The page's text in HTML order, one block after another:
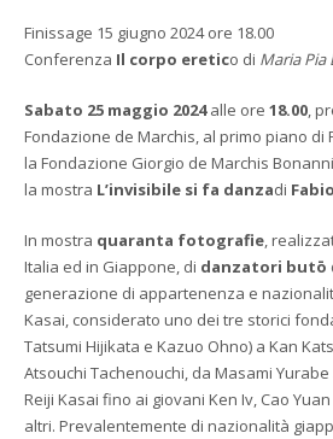
Finissage 15 giugno 2024 ore 18.00
Conferenza Il corpo eretico di Maria Pia
Sabato 25 maggio 2024alle ore 18.00 ,
Fondazione de Marchis, al primo piano di
la Fondazione Giorgio de Marchis
la mostra L’invisibile si fa danzadi
In mostra quaranta fotografie ,
Italia ed in Giappone, di danzatori butō
generazione di appartenenza e
Kasai, considerato uno dei tre storici
Tatsumi Hijikata e Kazuo Ohno) a Kan
Atsouchi Tachenouchi, da Masami
Reiji Kasai fino ai giovani Ken Iv, Cao
altri. Prevalentemente di nazionalità